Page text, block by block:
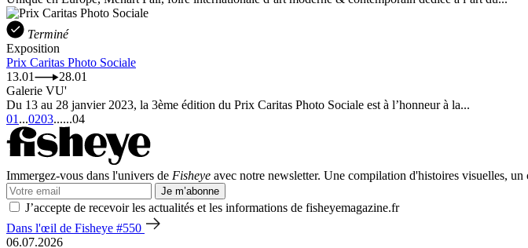
Terminé
Exposition
Prix Caritas Photo Sociale
13.01
28.01
Galerie VU'
Du 13 au 28 janvier 2023, la 3ème édition du Prix Caritas Photo Sociale est à l’honneur à la...
01 ...0203......04
Immergez-vous dans l'univers de Fisheye avec notre newsletter. Une compilation d'histoires visuelles,
Je m’abonne
J’accepte de recevoir les actualités et les informations de fisheyemagazine.fr
Dans l'œil de Fisheye #550
06.07.2026